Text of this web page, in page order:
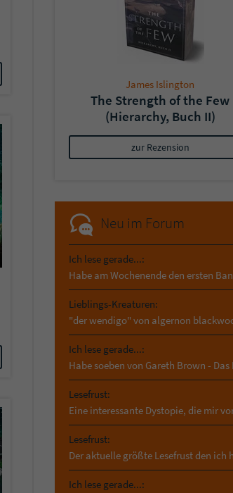
James Islington
The Strength of the Few
(Hierarchy, Buch II)
zur Rezension
Neu im Forum
Ich lese gerade...:
Lieblings-Kreaturen:
Ich lese gerade...:
Lesefrust:
Lesefrust:
Ich lese gerade...: